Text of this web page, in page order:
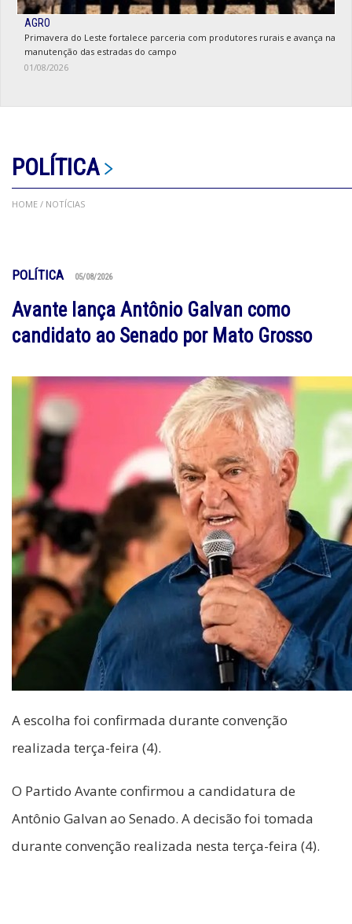
AGRO
Primavera do Leste fortalece parceria com produtores rurais e avança na
manutenção das estradas do campo
01/08/2026
POLÍTICA
HOME / NOTÍCIAS
POLÍTICA 05/08/2026
Avante lança Antônio Galvan como
candidato ao Senado por Mato Grosso
A escolha foi confirmada durante convenção
realizada terça-feira (4).
O Partido Avante confirmou a candidatura de
Antônio Galvan ao Senado. A decisão foi tomada
durante convenção realizada nesta terça-feira (4).